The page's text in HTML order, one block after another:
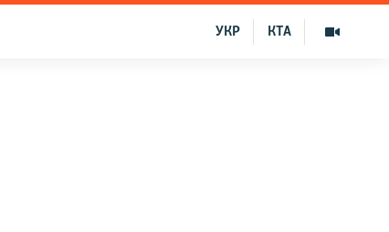
КТА
УКР